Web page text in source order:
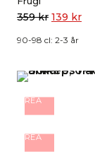
359kr 139 kr
90-98 cl: 2-3 år
REA
REA